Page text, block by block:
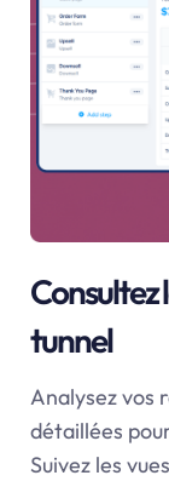
Consultez
tunnel
Analysez vos
détaillées
Suivez les